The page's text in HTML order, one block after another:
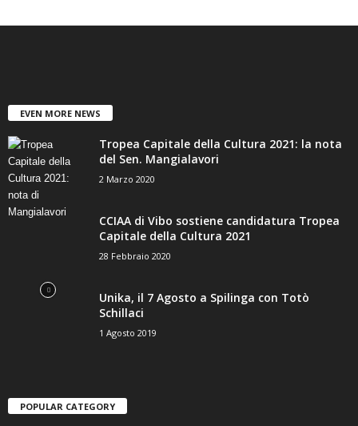
EVEN MORE NEWS
Tropea Capitale della Cultura 2021: la nota
del Sen. Mangialavori
2 Marzo 2020
CCIAA di Vibo sostiene candidatura Tropea
Capitale della Cultura 2021
28 Febbraio 2020
Unika, il 7 Agosto a Spilinga con Totò
Schillaci
1 Agosto 2019
POPULAR CATEGORY